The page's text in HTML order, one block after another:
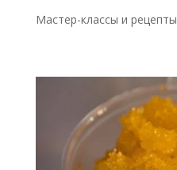
Мастер-классы и рецепты